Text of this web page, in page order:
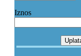
Iznos